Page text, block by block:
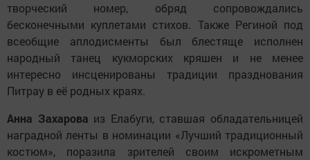
творческий номер, обряд сопровождались
бесконечными куплетами стихов. Также Региной под
всеобщие аплодисменты был блестяще исполнен
народный танец кукморских кряшен и не менее
интересно инсценированы традиции празднования
Питрау в её родных краях.
Анна Захарова из Елабуги, ставшая обладательницей
наградной ленты в номинации «Лучший традиционный
костюм», поразила зрителей своим искрометным